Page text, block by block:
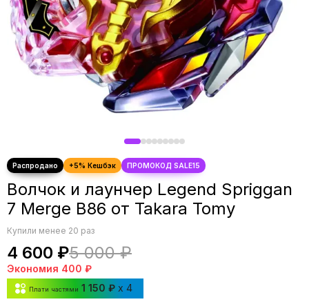
Волчок и лаунчер Legend Spriggan
7 Merge B86 от Takara Tomy
Купили менее 20 раз
4 600 ₽5 000 ₽
Экономия 400 ₽
Плати частями 1 150 ₽ x 4